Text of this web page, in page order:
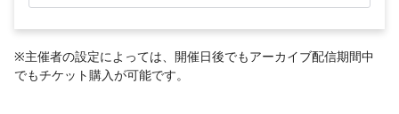
※主催者の設定によっては、開催日後でもアーカイブ配信期間中
でもチケット購入が可能です。